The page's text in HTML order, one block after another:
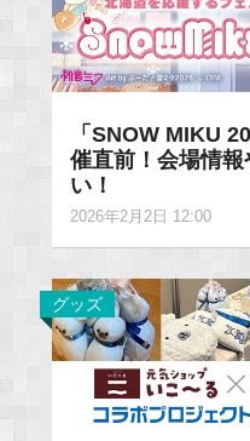
「SNOW MIKU
催直前！会場情
い！
2026年2月2日 12:00
グッズ